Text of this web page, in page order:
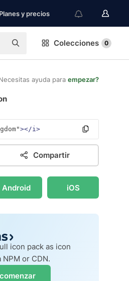
Planes y precios
Colecciones 0
ayuda para empezar?
></i>
Compartir
Android iOS
icon pack as icon
or CDN.